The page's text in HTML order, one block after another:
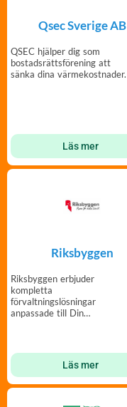
Qsec Sverige AB
QSEC hjälper dig som
bostadsrättsförening att
sänka dina värmekostnader.
Läs mer
Riksbyggen
Riksbyggen erbjuder
kompletta
förvaltningslösningar
anpassade till Din
Läs mer